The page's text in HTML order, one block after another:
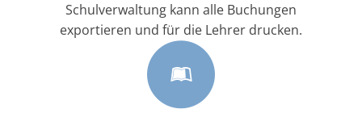
Schulverwaltung kann alle Buchungen
exportieren und für die Lehrer drucken.